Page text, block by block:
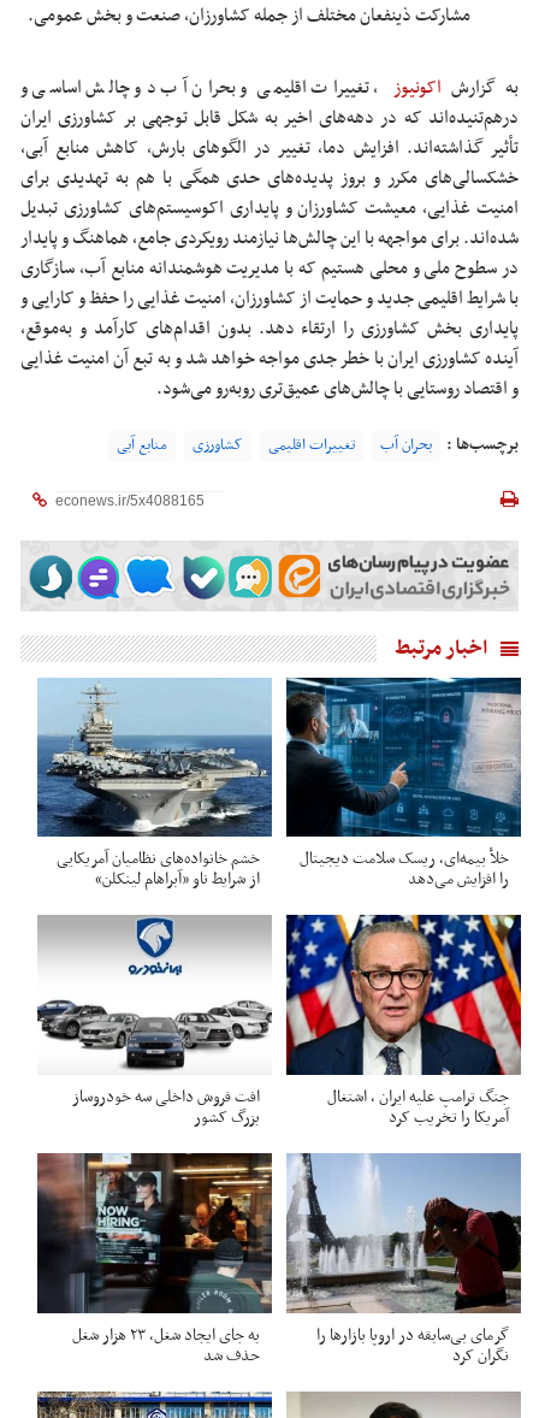
مشارکت ذینفعان مختلف از جمله کشاورزان، صنعت و بخش عمومی.
به گزارشاکونیوز , تغییرات اقلیمی و بحران آب دو چالش اساسی و
درهم‌تنیده‌اند که در دهه‌های اخیر به شکل قابل توجهی بر کشاورزی ایران
تأثیر گذاشته‌اند. افزایش دما، تغییر در الگوهای بارش، کاهش منابع آبی،
خشکسالی‌های مکرر و بروز پدیده‌های حدی همگی با هم به تهدیدی برای
امنیت غذایی، معیشت کشاورزان و پایداری اکوسیستم‌های کشاورزی تبدیل
شده‌اند. برای مواجهه با این چالش‌ها نیازمند رویکردی جامع، هماهنگ و پایدار
در سطوح ملی و محلی هستیم که با مدیریت هوشمندانه منابع آب، سازگاری
با شرایط اقلیمی جدید و حمایت از کشاورزان، امنیت غذایی را حفظ و کارایی و
پایداری بخش کشاورزی را ارتقاء دهد. بدون اقدام‌های کارآمد و به‌موقع،
آینده کشاورزی ایران با خطر جدی مواجه خواهد شد و به تبع آن امنیت غذایی
و اقتصاد روستایی با چالش‌های عمیق‌تری روبه‌رو می‌شود.
برچسب‌ها : بحران آب تغییرات اقلیمی کشاورزی منابع آبی
اخبار مرتبط
خلأ بیمه‌ای، ریسک سلامت دیجیتال
را افزایش می‌دهد
خشم خانواده‌های نظامیان آمریکایی
از شرایط ناو «آبراهام لینکلن»
جنگ ترامپ علیه ایران ، اشتغال
آمریکا را تخریب کرد
افت فروش داخلی سه خودروساز
بزرگ کشور
گرمای بی‌سابقه در اروپا بازارها را
نگران کرد
به جای ایجاد شغل، ۲۳ هزار شغل
حذف شد